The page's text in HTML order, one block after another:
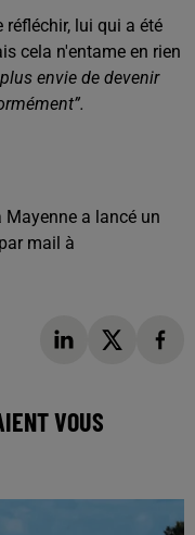
réfléchir, lui qui a été
cela n'entame en rien
envie de devenir
a lancé un
mail à
VOUS